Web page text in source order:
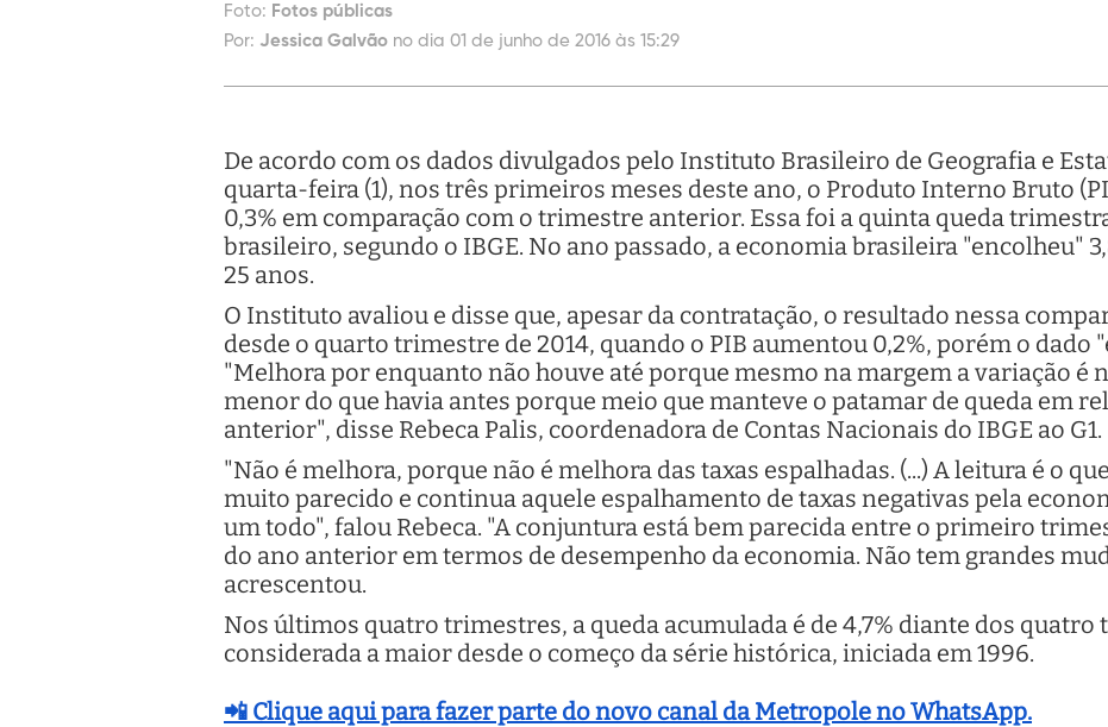
Foto: Fotos públicas
Por: Jessica Galvão no dia 01 de junho de 2016 às 15:29
De acordo com os dados divulgados pelo Instituto Brasileiro de Geografia e
quarta-feira (1), nos três primeiros meses deste ano, o Produto Interno Bruto
0,3% em comparação com o trimestre anterior. Essa foi a quinta queda
brasileiro, segundo o IBGE. No ano passado, a economia brasileira "encolheu"
25 anos.
O Instituto avaliou e disse que, apesar da contratação, o resultado nessa
desde o quarto trimestre de 2014, quando o PIB aumentou 0,2%, porém o dado
"Melhora por enquanto não houve até porque mesmo na margem a variação é
menor do que havia antes porque meio que manteve o patamar de queda em
anterior", disse Rebeca Palis, coordenadora de Contas Nacionais do IBGE ao G1.
"Não é melhora, porque não é melhora das taxas espalhadas. (...) A leitura é o
muito parecido e continua aquele espalhamento de taxas negativas pela
um todo", falou Rebeca. "A conjuntura está bem parecida entre o primeiro
do ano anterior em termos de desempenho da economia. Não tem grandes
acrescentou.
Nos últimos quatro trimestres, a queda acumulada é de 4,7% diante dos
considerada a maior desde o começo da série histórica, iniciada em 1996.
📲 Clique aqui para fazer parte do novo canal da Metropole no WhatsApp.